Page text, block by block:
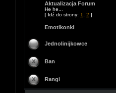
Aktualizacja Forum
He he...
[ Idź do strony: 1 2 ]
Emotikonki
Jednolinijkowce
Ban
Rangi